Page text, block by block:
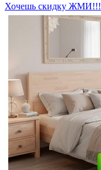
Хочешь скидку ЖМИ!!!